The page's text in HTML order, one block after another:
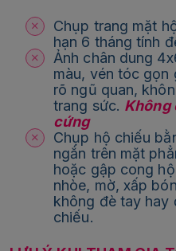
Chụp trang mặt
hạn 6 tháng tính
Ảnh chân dung
màu, vén tóc gọn
rõ ngũ quan,
trang sức. Không
cứng
Chụp hộ chiếu
ngắn trên mặt
hoặc gập cong
nhòe, mờ, xấp
không đè tay hay
chiếu.